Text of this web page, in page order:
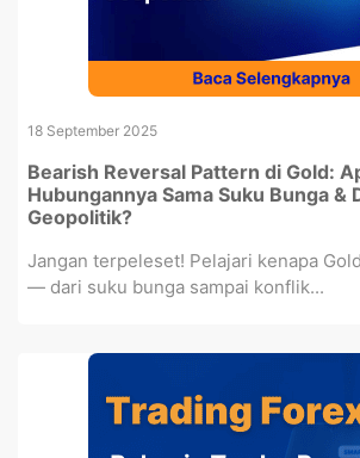
18 September 2025
Bearish Reversal Pattern di Gold:
Hubungannya Sama Suku Bunga &
Geopolitik?
Jangan terpeleset! Pelajari kenapa
— dari suku bunga sampai konflik...